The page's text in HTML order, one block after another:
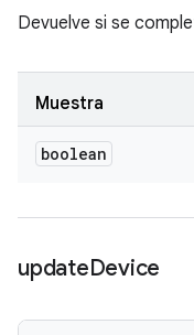
Devuelve si se
Muestra
boolean
updateDevice